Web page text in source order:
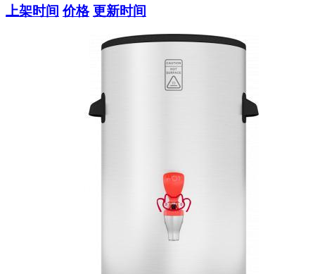
上架时间 价格 更新时间